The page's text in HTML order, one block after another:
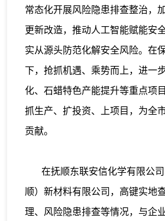
常态化开展风险隐患排查整治，
更新改造，推动人工智能赋能安
实从源头防范化解安全风险。在
下，抢抓机遇、乘势而上，进一
化、石蜡特色产能提升等重点项
抓生产、扩投资、上项目，为全
贡献。
在抚顺东联安信化学有限公司
顺）新材料有限公司，高键实地
理、风险隐患排查等情况，与企